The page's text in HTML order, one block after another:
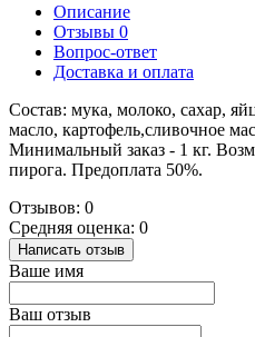
Описание
Отзывы 0
Вопрос-ответ
Доставка и оплата
Состав: мука, молоко, сахар,
масло, картофель,сливочное
Минимальный заказ - 1 кг.
пирога. Предоплата 50%.
Отзывов: 0
Средняя оценка: 0
Написать отзыв
Ваше имя
Ваш отзыв